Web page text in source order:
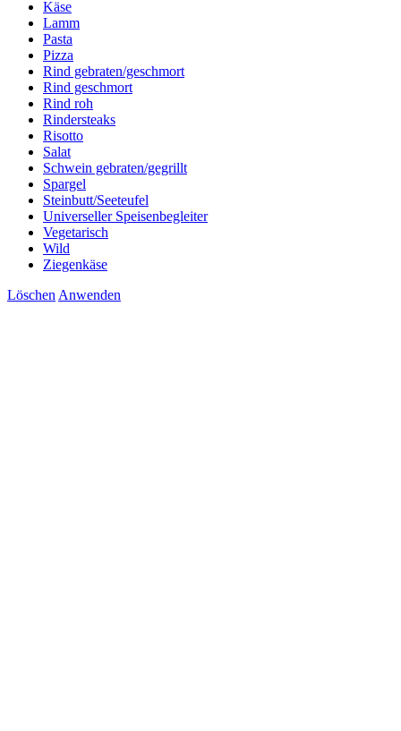
Käse
Lamm
Pasta
Pizza
Rind gebraten/geschmort
Rind geschmort
Rind roh
Rindersteaks
Risotto
Salat
Schwein gebraten/gegrillt
Spargel
Steinbutt/Seeteufel
Universeller Speisenbegleiter
Vegetarisch
Wild
Ziegenkäse
Löschen Anwenden